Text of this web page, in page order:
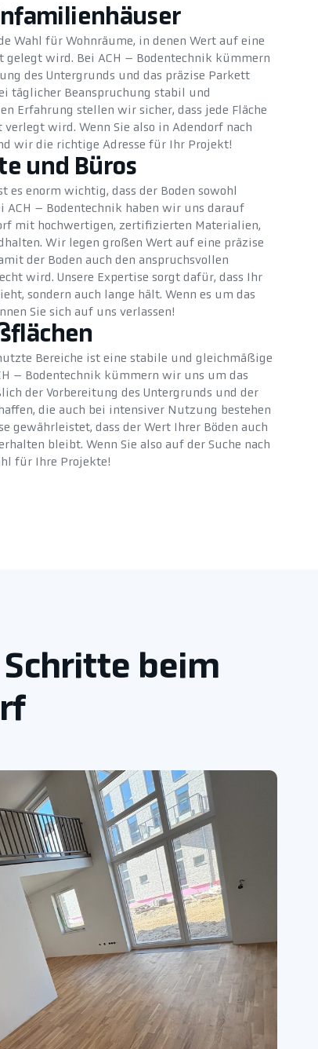
Wahl für Wohnräume, in denen Wert auf eine
wird. Bei ACH – Bodentechnik kümmern
des Untergrunds und das präzise Parkett
täglicher Beanspruchung stabil und
Erfahrung stellen wir sicher, dass jede Fläche
wird. Wenn Sie also in Adendorf nach
wir die richtige Adresse für Ihr Projekt!
und Büros
es enorm wichtig, dass der Boden sowohl
ACH – Bodentechnik haben wir uns darauf
mit hochwertigen, zertifizierten Materialien,
Wir legen großen Wert auf eine präzise
der Boden auch den anspruchsvollen
wird. Unsere Expertise sorgt dafür, dass Ihr
sondern auch lange hält. Wenn es um das
Sie sich auf uns verlassen!
Bereiche ist eine stabile und gleichmäßige
– Bodentechnik kümmern wir uns um das
der Vorbereitung des Untergrunds und der
die auch bei intensiver Nutzung bestehen
gewährleistet, dass der Wert Ihrer Böden auch
bleibt. Wenn Sie also auf der Suche nach
für Ihre Projekte!
beim